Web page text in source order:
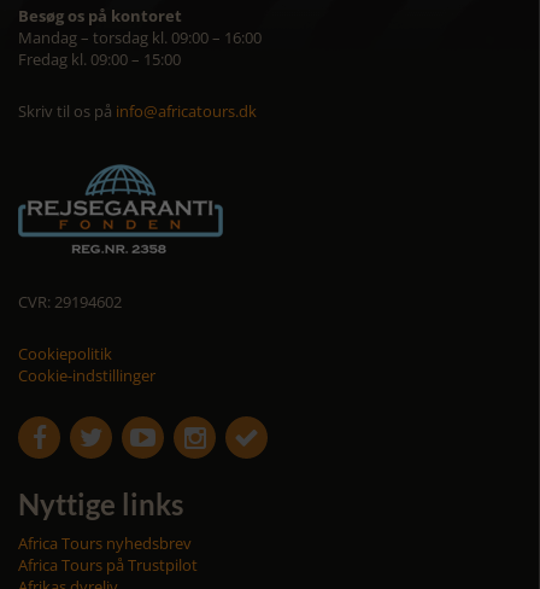
Besøg os på kontoret
Mandag – torsdag kl. 09:00 – 16:00
Fredag kl. 09:00 – 15:00
Skriv til os på info@africatours.dk
CVR: 29194602
Cookiepolitik
Cookie-indstillinger
    
Nyttige links
Africa Tours nyhedsbrev
Africa Tours på Trustpilot